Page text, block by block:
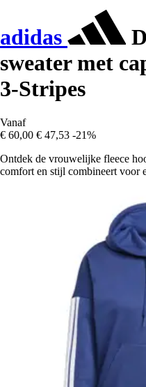
adidas
sweater met
3-Stripes
Vanaf
€ 60,00 € 47,53 -21%
Ontdek de vrouwelijke fleece
comfort en stijl combineert voor